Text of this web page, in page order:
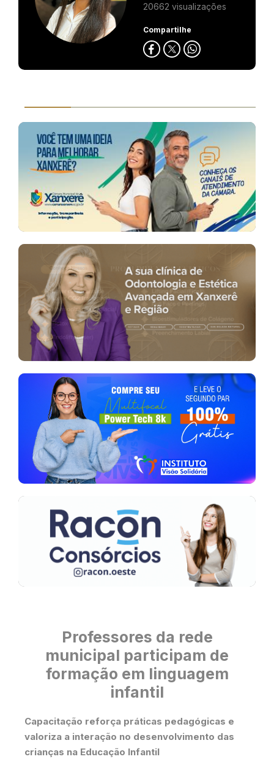
20662 visualizações
Compartilhe
Professores da rede
municipal participam de
formação em linguagem
infantil
Capacitação reforça práticas pedagógicas e
valoriza a interação no desenvolvimento das
crianças na Educação Infantil